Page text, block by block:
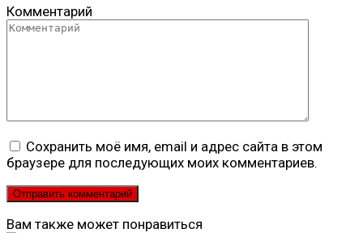
Комментарий
Сохранить моё имя, email и адрес сайта в этом
браузере для последующих моих комментариев.
Вам также может понравиться